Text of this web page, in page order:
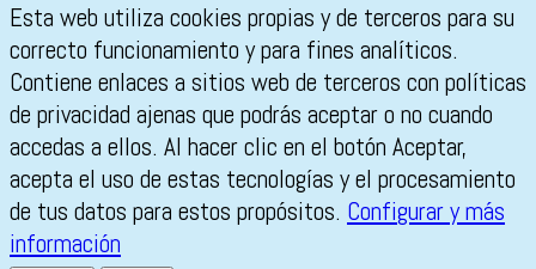
Esta web utiliza cookies propias y de terceros para su
correcto funcionamiento y para fines analíticos.
Contiene enlaces a sitios web de terceros con políticas
de privacidad ajenas que podrás aceptar o no cuando
accedas a ellos. Al hacer clic en el botón Aceptar,
acepta el uso de estas tecnologías y el procesamiento
de tus datos para estos propósitos. Configurar y más
información